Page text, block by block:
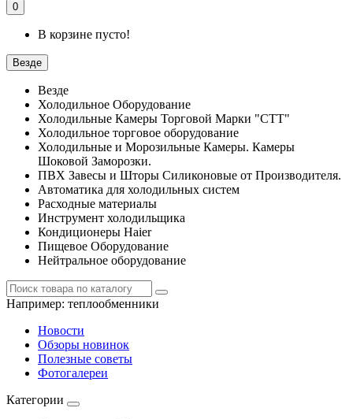
0
В корзине пусто!
Везде
Везде
Холодильное Оборудование
Холодильные Камеры Торговой Марки "СТТ"
Холодильное торговое оборудование
Холодильные и Морозильные Камеры. Камеры
Шоковой Заморозки.
ПВХ Завесы и Шторы Силиконовые от Производителя.
Автоматика для холодильных систем
Расходные материалы
Инструмент холодильщика
Кондиционеры Haier
Пищевое Оборудование
Нейтральное оборудование
Например: теплообменники
Новости
Обзоры новинок
Полезные советы
Фотогалереи
Категории